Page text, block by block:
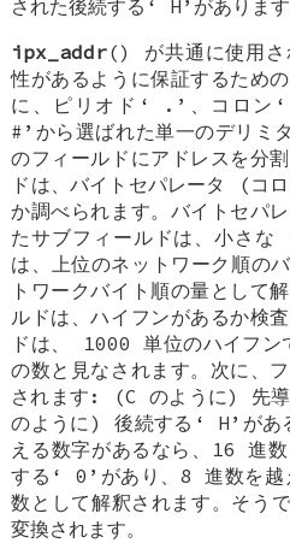
された後続する‘ H ’があります
ipx_addr() が共通に使用さ
性があるように保証するため
に、ピリオド‘
. ’、コロン‘
# ’から選ばれた単一のデリ
のフィールドにアドレスを分
ドは、バイトセパレータ (コ
か調べられます。バイトセパ
たサブフィールドは、小さ
は、上位のネットワーク順の
トワークバイト順の量として
ルドは、ハイフンがあるか検
ドは、 1000 単位のハイフ
の数と見なされます。次に、
されます: (C のように) 先
のように) 後続する‘ H ’が
える数字があるなら、16 進
する‘ 0 ’があり、8 進数を
数として解釈されます。そう
変換されます。